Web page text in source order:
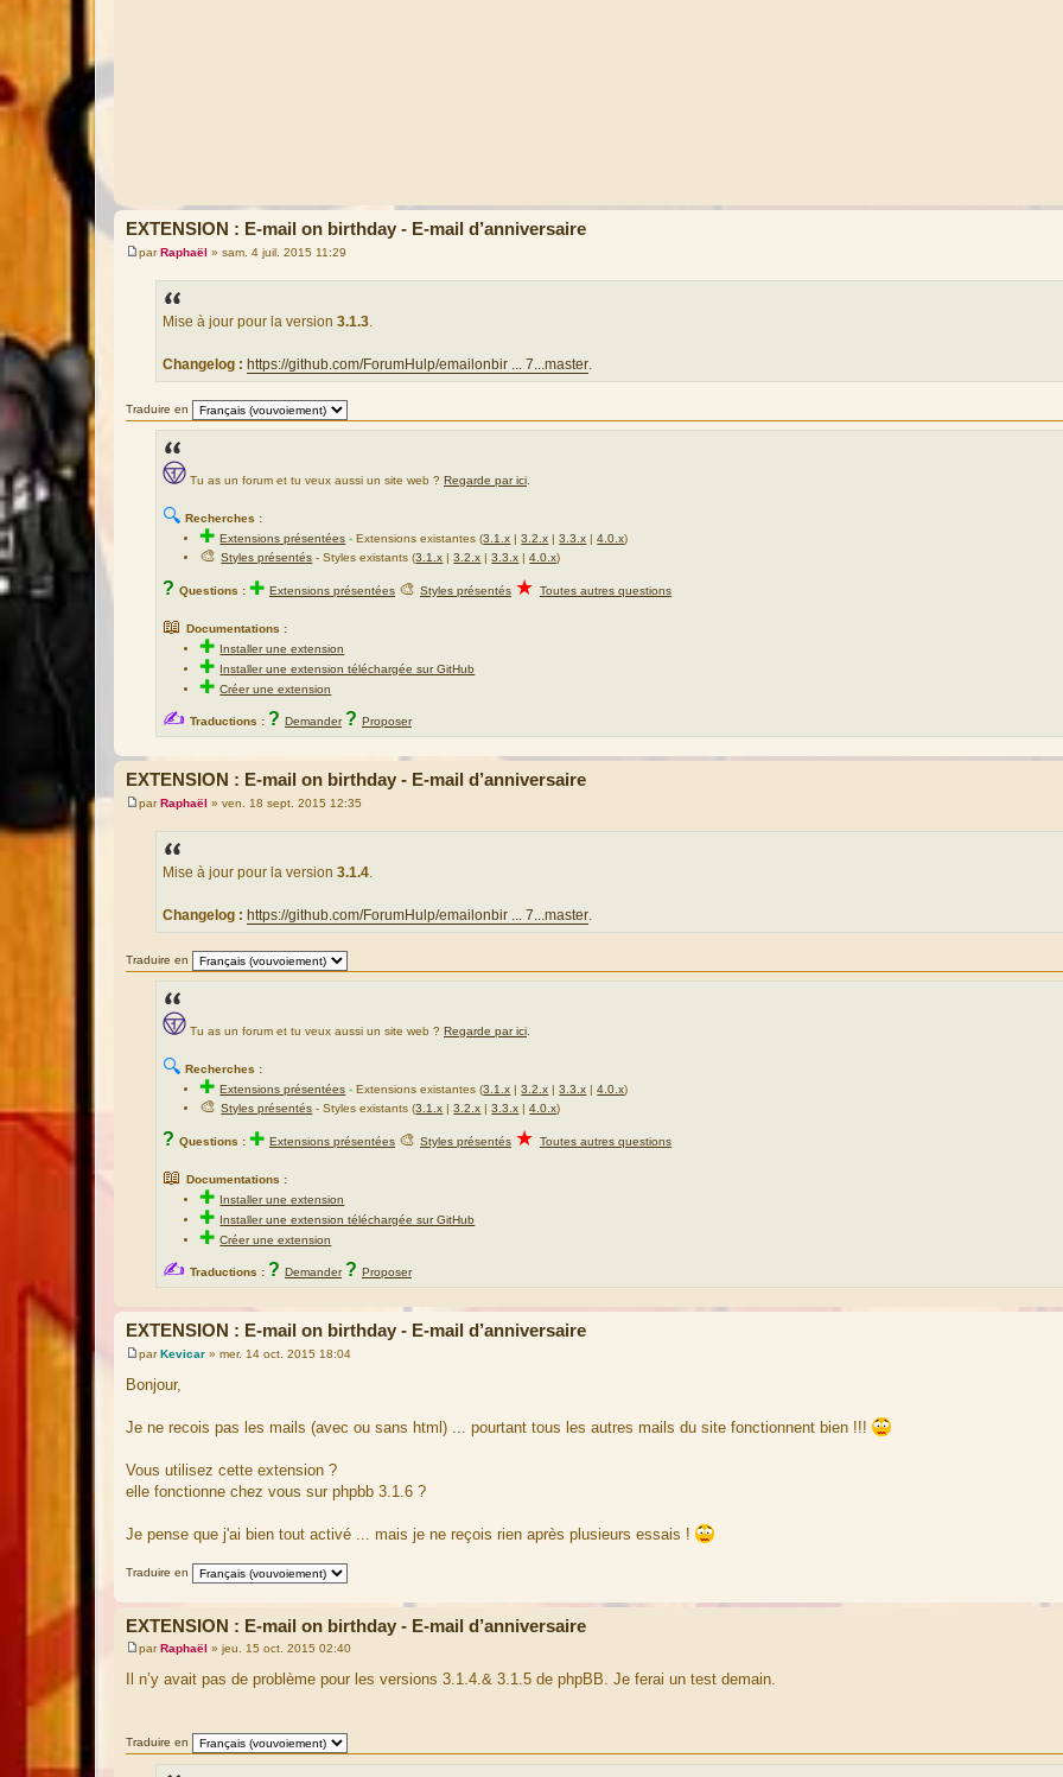
EXTENSION : E-mail on birthday - E-mail d’anniversaire
M
parRaphaël » sam. 4 juil. 2015 11:29
Mise à jour pour la version 3.1.3.
Changelog : https://github.com/ForumHulp/emailonbir ... 7...master.
Traduire en
Tu as un forum et tu veux aussi un site web ? Regarde par ici.
🔍 Recherches :
✚Extensions présentées -Extensions existantes (3.1.x |3.2.x |3.3.x |4.0.x)
🎨Styles présentés - Styles existants (3.1.x |3.2.x |3.3.x |4.0.x)
? Questions : ✚ Extensions présentées 🎨 Styles présentés ★ Toutes autres questions
📖 Documentations :
✚ Installer une extension
✚ Installer une extension téléchargée sur GitHub
✚Créer une extension
✍ Traductions : ? Demander ? Proposer
EXTENSION : E-mail on birthday - E-mail d’anniversaire
M
parRaphaël » ven. 18 sept. 2015 12:35
Mise à jour pour la version 3.1.4.
Changelog : https://github.com/ForumHulp/emailonbir ... 7...master.
Traduire en
Tu as un forum et tu veux aussi un site web ? Regarde par ici.
🔍 Recherches :
✚Extensions présentées -Extensions existantes (3.1.x |3.2.x |3.3.x |4.0.x)
🎨Styles présentés - Styles existants (3.1.x |3.2.x |3.3.x |4.0.x)
? Questions : ✚ Extensions présentées 🎨 Styles présentés ★ Toutes autres questions
📖 Documentations :
✚ Installer une extension
✚ Installer une extension téléchargée sur GitHub
✚Créer une extension
✍ Traductions : ? Demander ? Proposer
EXTENSION : E-mail on birthday - E-mail d’anniversaire
M
s
g
parKevicar » mer. 14 oct. 2015 18:04
Bonjour,
Je ne recois pas les mails (avec ou sans html) ... pourtant tous les autres mails du site fonctionnent bien !!!
Vous utilisez cette extension ?
elle fonctionne chez vous sur phpbb 3.1.6 ?
Je pense que j'ai bien tout activé ... mais je ne reçois rien après plusieurs essais !
Traduire en
EXTENSION : E-mail on birthday - E-mail d’anniversaire
M
s
e
parRaphaël » jeu. 15 oct. 2015 02:40
Il n’y avait pas de problème pour les versions 3.1.4.& 3.1.5 de phpBB. Je ferai un test demain.
Traduire en